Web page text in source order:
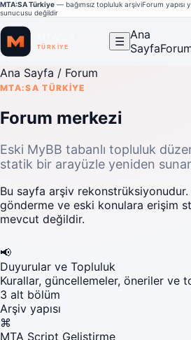
MTA:SA Türkiye — bağımsız topluluk arşiviForum yapısı
sunucusu değildir
☰ Ana
Sayfa
Ana Sayfa / Forum
MTA:SA TÜRKIYE
Forum merkezi
Eski MyBB tabanlı topluluk
statik bir arayüzle yeniden
Bu sayfa arşiv
gönderme ve eski konulara erişim
mevcut değildir.
📢
Duyurular ve Topluluk
Kurallar, güncellemeler, öneriler ve
3 alt bölüm
Arşiv yapısı
⌘
MTA Script Geliştirme